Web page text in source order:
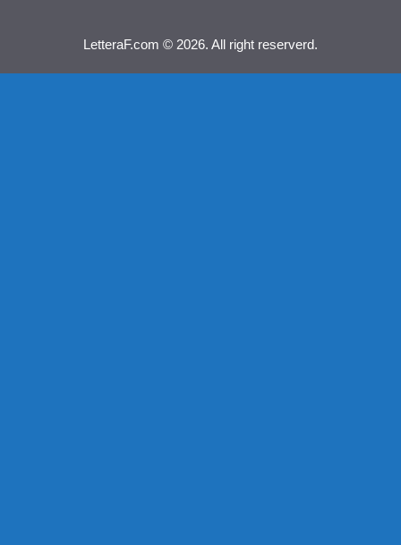
LetteraF.com © 2026. All right reserverd.